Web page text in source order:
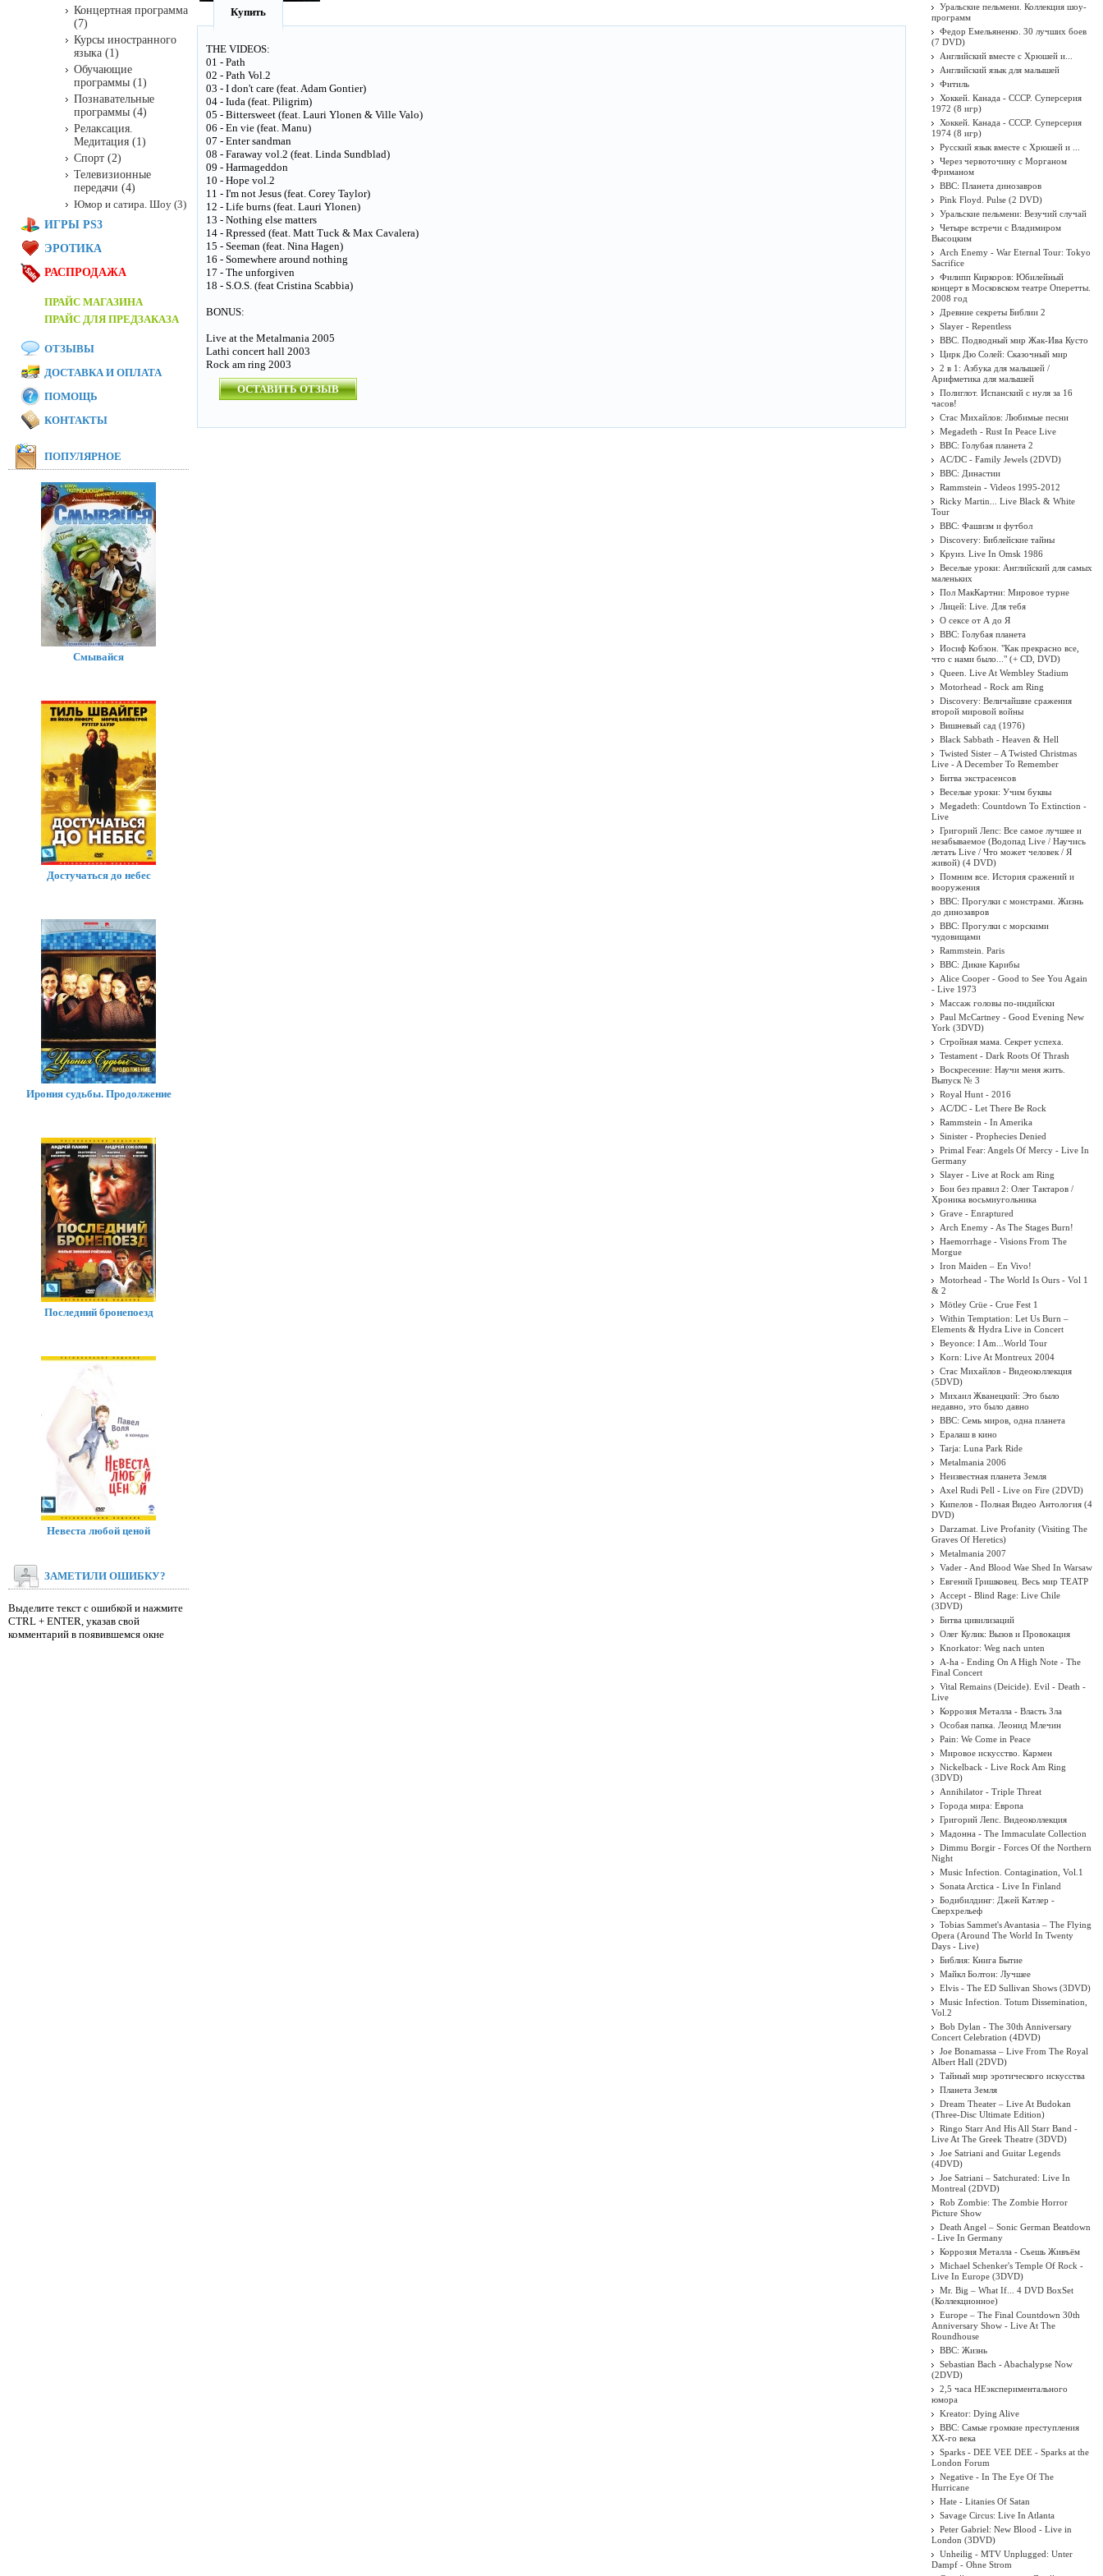
Купить
THE VIDEOS:
01 - Path
02 - Path Vol.2
03 - I don't care (feat. Adam Gontier)
04 - Iuda (feat. Piligrim)
05 - Bittersweet (feat. Lauri Ylonen & Ville Valo)
06 - En vie (feat. Manu)
07 - Enter sandman
08 - Faraway vol.2 (feat. Linda Sundblad)
09 - Harmageddon
10 - Hope vol.2
11 - I'm not Jesus (feat. Corey Taylor)
12 - Life burns (feat. Lauri Ylonen)
13 - Nothing else matters
14 - Rpressed (feat. Matt Tuck & Max Cavalera)
15 - Seeman (feat. Nina Hagen)
16 - Somewhere around nothing
17 - The unforgiven
18 - S.O.S. (feat Cristina Scabbia)
BONUS:
Live at the Metalmania 2005
Lathi concert hall 2003
Rock am ring 2003
ОСТАВИТЬ ОТЗЫВ
Концертная программа
(7)
Курсы иностранного
языка (1)
Обучающие
программы (1)
Познавательные
программы (4)
Релаксация.
Медитация (1)
Спорт (2)
Телевизионные
передачи (4)
Юмор и сатира. Шоу (3)
ИГРЫ PS3
ЭРОТИКА
РАСПРОДАЖА
ПРАЙС МАГАЗИНА
ПРАЙС ДЛЯ ПРЕДЗАКАЗА
ОТЗЫВЫ
ДОСТАВКА И ОПЛАТА
ПОМОЩЬ
КОНТАКТЫ
ПОПУЛЯРНОЕ
Смывайся
Достучаться до небес
Ирония судьбы. Продолжение
Последний бронепоезд
Невеста любой ценой
ЗАМЕТИЛИ ОШИБКУ?
Выделите текст с ошибкой и нажмите
CTRL + ENTER, указав свой
комментарий в появившемся окне
Уральские пельмени. Коллекция шоу-
программ
Федор Емельяненко. 30 лучших боев
(7 DVD)
Английский вместе с Хрюшей и...
Английский язык для малышей
Фитиль
Хоккей. Канада - СССР. Суперсерия
1972 (8 игр)
Хоккей. Канада - СССР. Суперсерия
1974 (8 игр)
Русский язык вместе с Хрюшей и ...
Через червоточину с Морганом
Фриманом
BBC: Планета динозавров
Pink Floyd. Pulse (2 DVD)
Уральские пельмени: Везучий случай
Четыре встречи с Владимиром
Высоцким
Arch Enemy - War Eternal Tour: Tokyo
Sacrifice
Филипп Киркоров: Юбилейный
концерт в Московском театре Оперетты.
2008 год
Древние секреты Библии 2
Slayer - Repentless
BBC. Подводный мир Жак-Ива Кусто
Цирк Дю Солей: Сказочный мир
2 в 1: Азбука для малышей /
Арифметика для малышей
Полиглот. Испанский с нуля за 16
часов!
Стас Михайлов: Любимые песни
Megadeth - Rust In Peace Live
BBC: Голубая планета 2
AC/DC - Family Jewels (2DVD)
BBC: Династии
Rammstein - Videos 1995-2012
Ricky Martin... Live Black & White
Tour
BBC: Фашизм и футбол
Discovery: Библейские тайны
Круиз. Live In Omsk 1986
Веселые уроки: Английский для самых
маленьких
Пол МакКартни: Мировое турне
Лицей: Live. Для тебя
О сексе от А до Я
BBC: Голубая планета
Иосиф Кобзон. "Как прекрасно все,
что с нами было..." (+ CD, DVD)
Queen. Live At Wembley Stadium
Motorhead - Rock am Ring
Discovery: Величайшие сражения
второй мировой войны
Вишневый сад (1976)
Black Sabbath - Heaven & Hell
Twisted Sister ‎– A Twisted Christmas
Live - A December To Remember
Битва экстрасенсов
Веселые уроки: Учим буквы
Megadeth: Countdown To Extinction -
Live
Григорий Лепс: Все самое лучшее и
незабываемое (Водопад Live / Научись
летать Live / Что может человек / Я
живой) (4 DVD)
Помним все. История сражений и
вооружения
BBC: Прогулки с монстрами. Жизнь
до динозавров
BBC: Прогулки с морскими
чудовищами
Rammstein. Paris
BBC: Дикие Карибы
Alice Cooper - Good to See You Again
- Live 1973
Массаж головы по-индийски
Paul McCartney - Good Evening New
York (3DVD)
Стройная мама. Секрет успеха.
Testament - Dark Roots Of Thrash
Воскресение: Научи меня жить.
Выпуск № 3
Royal Hunt - 2016
AC/DC - Let There Be Rock
Rammstein - In Amerika
Sinister - Prophecies Denied
Primal Fear: Angels Of Mercy - Live In
Germany
Slayer - Live at Rock am Ring
Бои без правил 2: Олег Тактаров /
Хроника восьмиугольника
Grave - Enraptured
Arch Enemy - As The Stages Burn!
Haemorrhage - Visions From The
Morgue
Iron Maiden ‎– En Vivo!
Motorhead - The World Is Ours - Vol 1
& 2
Mötley Crüe - Crue Fest 1
Within Temptation: Let Us Burn –
Elements & Hydra Live in Concert
Beyonce: I Am...World Tour
Korn: Live At Montreux 2004
Стас Михайлов - Видеоколлекция
(5DVD)
Михаил Жванецкий: Это было
недавно, это было давно
BBC: Семь миров, одна планета
Ералаш в кино
Tarja: Luna Park Ride
Metalmania 2006
Неизвестная планета Земля
Axel Rudi Pell - Live on Fire (2DVD)
Кипелов - Полная Видео Антология (4
DVD)
Darzamat. Live Profanity (Visiting The
Graves Of Heretics)
Metalmania 2007
Vader - And Blood Wae Shed In Warsaw
Евгений Гришковец. Весь мир ТЕАТР
Accept - Blind Rage: Live Chile
(3DVD)
Битва цивилизаций
Олег Кулик: Вызов и Провокация
Knorkator: Weg nach unten
A-ha - Ending On A High Note - The
Final Concert
Vital Remains (Deicide). Evil - Death -
Live
Коррозия Металла - Власть Зла
Особая папка. Леонид Млечин
Pain: We Come in Peace
Мировое искусство. Кармен
Nickelback - Live Rock Am Ring
(3DVD)
Annihilator - Triple Threat
Города мира: Европа
Григорий Лепс. Видеоколлекция
Мадонна - The Immaculate Collection
Dimmu Borgir - Forces Of the Northern
Night
Music Infection. Contagination, Vol.1
Sonata Arctica - Live In Finland
Бодибилдинг: Джей Катлер -
Сверхрельеф
Tobias Sammet's Avantasia – The Flying
Opera (Around The World In Twenty
Days - Live)
Библия: Книга Бытие
Майкл Болтон: Лучшее
Elvis - The ED Sullivan Shows (3DVD)
Music Infection. Totum Dissemination,
Vol.2
Bob Dylan - The 30th Anniversary
Concert Celebration (4DVD)
Joe Bonamassa – Live From The Royal
Albert Hall (2DVD)
Тайный мир эротического искусства
Планета Земля
Dream Theater ‎– Live At Budokan
(Three-Disc Ultimate Edition)
Ringo Starr And His All Starr Band -
Live At The Greek Theatre (3DVD)
Joe Satriani and Guitar Legends
(4DVD)
Joe Satriani – Satchurated: Live In
Montreal (2DVD)
Rob Zombie: The Zombie Horror
Picture Show
Death Angel ‎– Sonic German Beatdown
- Live In Germany
Коррозия Металла - Съешь Живъём
Michael Schenker's Temple Of Rock -
Live In Europe (3DVD)
Mr. Big – What If... 4 DVD BoxSet
(Коллекционное)
Europe – The Final Countdown 30th
Anniversary Show - Live At The
Roundhouse
BBC: Жизнь
Sebastian Bach - Abachalypse Now
(2DVD)
2,5 часа НЕэкспериментального
юмора
Kreator: Dying Alive
BBC: Самые громкие преступления
XX-го века
Sparks - DEE VEE DEE - Sparks at the
London Forum
Negative - In The Eye Of The
Hurricane
Hate - Litanies Of Satan
Savage Circus: Live In Atlanta
Peter Gabriel: New Blood - Live in
London (3DVD)
Unheilig - MTV Unplugged: Unter
Dampf - Ohne Strom